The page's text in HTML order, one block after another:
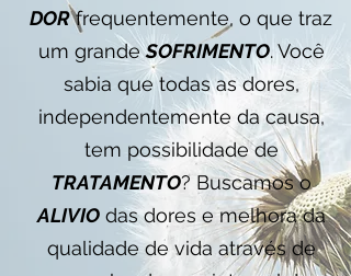
DORfrequentemente, o que traz
um grandeSOFRIMENTO. Você
sabia que todas as dores,
independentemente da causa,
tem possibilidade de
TRATAMENTO? Buscamos o
ALIVIOdas dores e melhora da
qualidade de vida através de